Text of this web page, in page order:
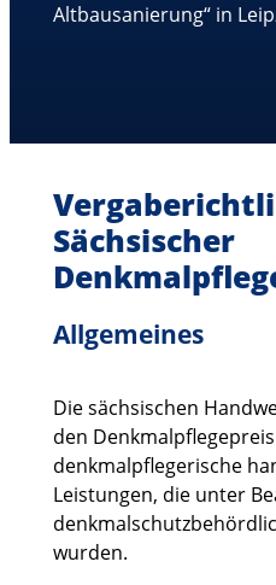
Altbausanierung“ in
Sächsischer
Allgemeines
Die sächsischen
den
denkmalpflegerische
Leistungen, die unter
wurden.